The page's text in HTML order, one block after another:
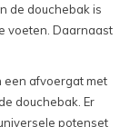
de douchebak is
voeten. Daarnaast
een afvoergat met
douchebak. Er
potenset